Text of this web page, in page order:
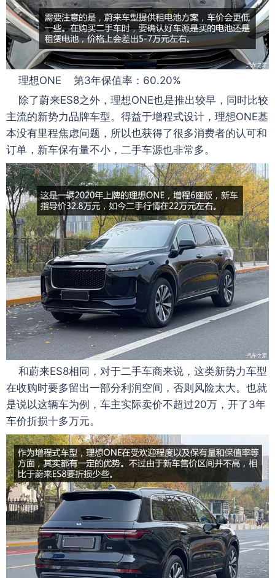
理想ONE 第3年保值率：60.20%
除了蔚来ES8之外，理想ONE也是推出较早，同时比较
主流的新势力品牌车型。得益于增程式设计，理想ONE基
本没有里程焦虑问题，所以也获得了很多消费者的认可和
订单，新车保有量不小，二手车源也非常多。
和蔚来ES8相同，对于二手车商来说，这类新势力车型
在收购时要多留出一部分利润空间，否则风险太大。也就
是说以这辆车为例，车主实际卖价不超过20万，开了3年
车价折损十多万元。